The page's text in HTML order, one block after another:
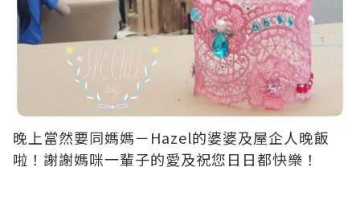
晚上當然要同媽媽－Hazel的婆婆及屋企人晚飯
啦！謝謝媽咪一輩子的愛及祝您日日都快樂！